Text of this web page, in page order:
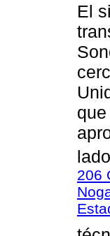
El
206